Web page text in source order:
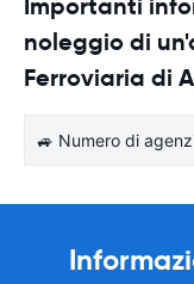
noleggio di
Ferroviaria di
🚙 Numero di